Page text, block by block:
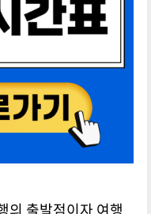
의 출발점이자 여행